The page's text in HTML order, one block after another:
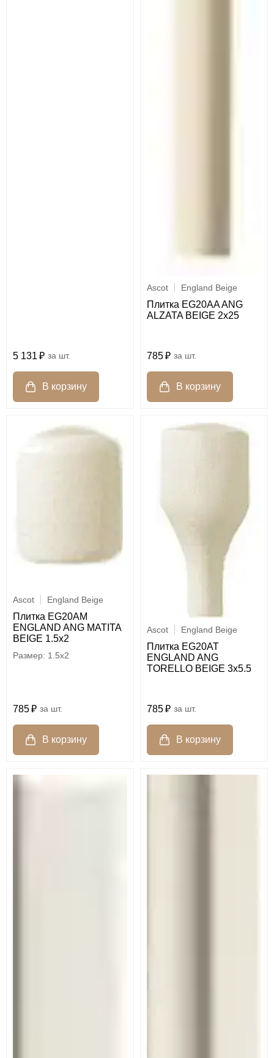
5 131 шт.
Ascot England Beige
Плитка EG20AA ANG
ALZATA BEIGE 2x25
785 шт.
Ascot England Beige
Плитка EG20AM
ENGLAND ANG MATITA
BEIGE 1.5x2
1.5x2
785 шт.
Ascot England Beige
Плитка EG20AT
ENGLAND ANG
TORELLO BEIGE 3x5.5
785 шт.